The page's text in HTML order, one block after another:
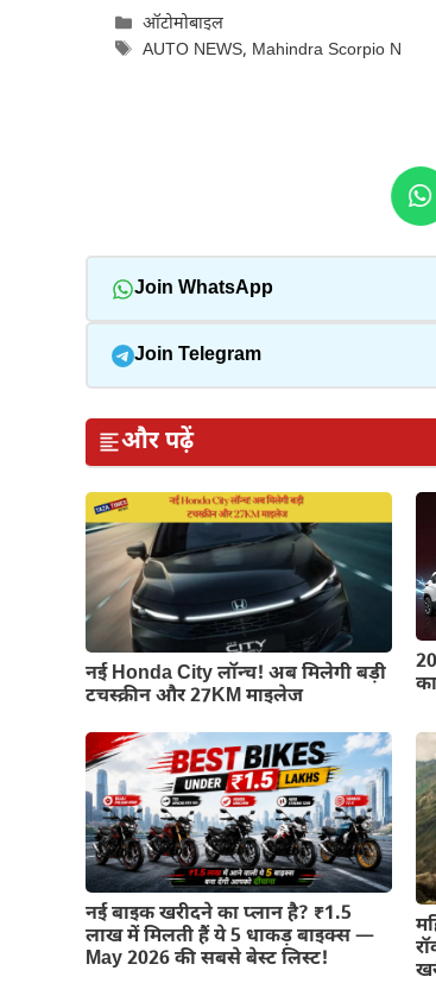
Categories
ऑटोमोबाइल
Tags
AUTO NEWS, Mahindra Scorpio N
Join WhatsApp
Join Telegram
और पढ़ें
नई Honda City लॉन्च! अब मिलेगी बड़ी
टचस्क्रीन और 27KM माइलेज
नई बाइक खरीदने का प्लान है? ₹1.5
लाख में मिलती हैं ये 5 धाकड़ बाइक्स —
May 2026 की सबसे बेस्ट लिस्ट!